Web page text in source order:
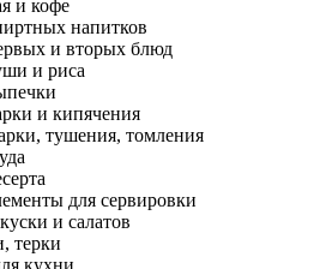
и кофе
напитков
и вторых блюд
и риса
и кипячения
тушения, томления
для сервировки
и салатов
терки
кухни